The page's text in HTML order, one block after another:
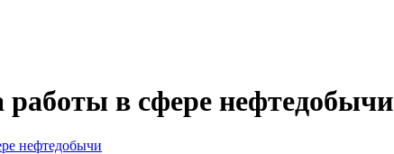
в сфере нефтедобычи
нефтедобычи